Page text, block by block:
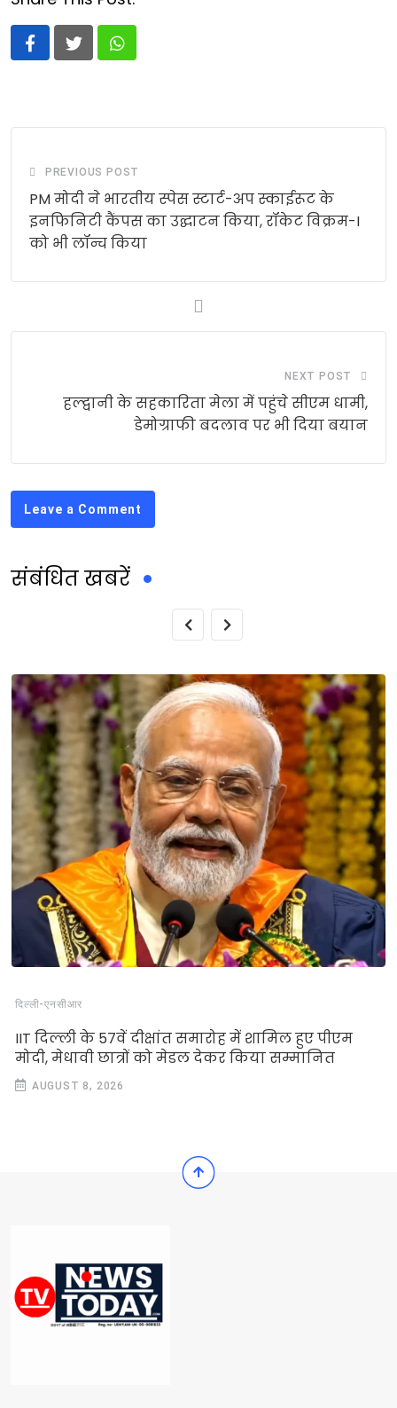
Whatsapp
PREVIOUS POST
PM मोदी ने भारतीय स्पेस स्टार्ट-अप स्काईरूट के
इनफिनिटी कैंपस का उद्घाटन किया, रॉकेट विक्रम-I
को भी लॉन्च किया
NEXT POST
हल्द्वानी के सहकारिता मेला में पहुंचे सीएम धामी,
डेमोग्राफी बदलाव पर भी दिया बयान
Leave a Comment
संबंधित खबरें
दिल्‍ली-एनसीआर
IIT दिल्ली के 57वें दीक्षांत समारोह में शामिल हुए पीएम
मोदी, मेधावी छात्रों को मेडल देकर किया सम्मानित
AUGUST 8, 2026